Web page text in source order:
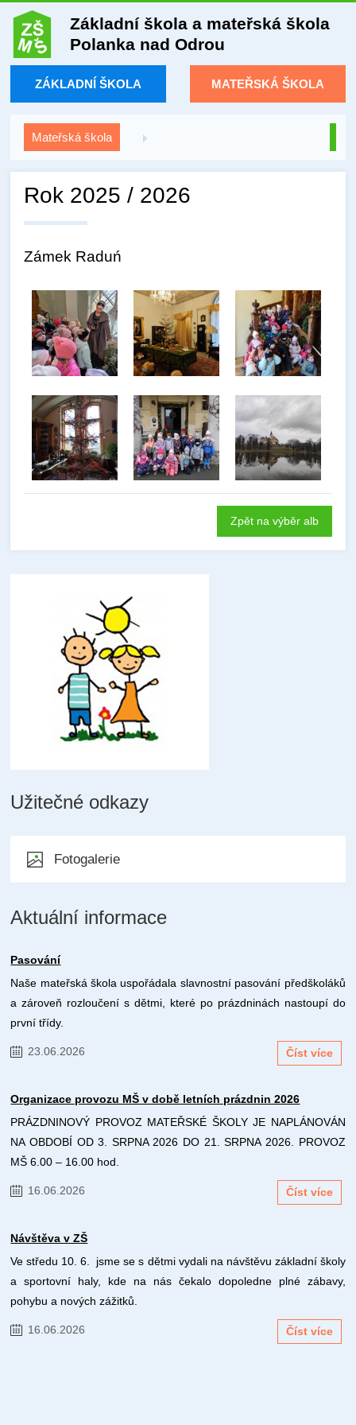
Základní škola a mateřská škola
Polanka nad Odrou
ZÁKLADNÍ ŠKOLA MATEŘSKÁ ŠKOLA
Mateřská škola
Rok 2025 / 2026
Zámek Raduń
Zpět na výběr alb
Užitečné odkazy
Fotogalerie
Aktuální informace
Pasování
Naše mateřská škola uspořádala slavnostní pasování předškoláků
a zároveň rozloučení s dětmi, které po prázdninách nastoupí do
první třídy.
23.06.2026 Číst více
Organizace provozu MŠ v době letních prázdnin 2026
PRÁZDNINOVÝ PROVOZ MATEŘSKÉ ŠKOLY JE NAPLÁNOVÁN
NA OBDOBÍ OD 3. SRPNA 2026 DO 21. SRPNA 2026. PROVOZ
MŠ 6.00 – 16.00 hod.
16.06.2026 Číst více
Návštěva v ZŠ
Ve středu 10. 6. jsme se s dětmi vydali na návštěvu základní školy
a sportovní haly, kde na nás čekalo dopoledne plné zábavy,
pohybu a nových zážitků.
16.06.2026 Číst více